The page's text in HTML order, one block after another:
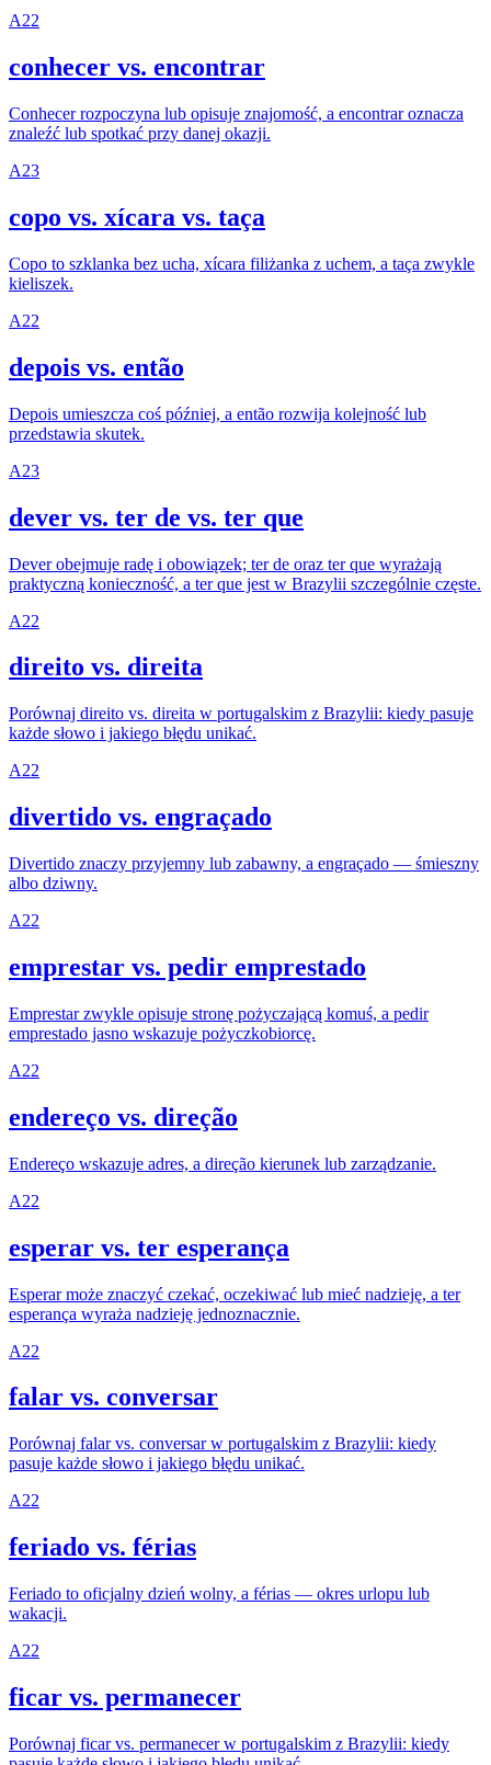
A22
conhecer vs. encontrar
Conhecer rozpoczyna lub opisuje znajomość, a encontrar oznacza
znaleźć lub spotkać przy danej okazji.
A23
copo vs. xícara vs. taça
Copo to szklanka bez ucha, xícara filiżanka z uchem, a taça zwykle
kieliszek.
A22
depois vs. então
Depois umieszcza coś później, a então rozwija kolejność lub
przedstawia skutek.
A23
dever vs. ter de vs. ter que
Dever obejmuje radę i obowiązek; ter de oraz ter que wyrażają
praktyczną konieczność, a ter que jest w Brazylii szczególnie częste.
A22
direito vs. direita
Porównaj direito vs. direita w portugalskim z Brazylii: kiedy pasuje
każde słowo i jakiego błędu unikać.
A22
divertido vs. engraçado
Divertido znaczy przyjemny lub zabawny, a engraçado — śmieszny
albo dziwny.
A22
emprestar vs. pedir emprestado
Emprestar zwykle opisuje stronę pożyczającą komuś, a pedir
emprestado jasno wskazuje pożyczkobiorcę.
A22
endereço vs. direção
Endereço wskazuje adres, a direção kierunek lub zarządzanie.
A22
esperar vs. ter esperança
Esperar może znaczyć czekać, oczekiwać lub mieć nadzieję, a ter
esperança wyraża nadzieję jednoznacznie.
A22
falar vs. conversar
Porównaj falar vs. conversar w portugalskim z Brazylii: kiedy
pasuje każde słowo i jakiego błędu unikać.
A22
feriado vs. férias
Feriado to oficjalny dzień wolny, a férias — okres urlopu lub
wakacji.
A22
ficar vs. permanecer
Porównaj ficar vs. permanecer w portugalskim z Brazylii: kiedy